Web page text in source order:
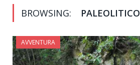
BROWSING: PALEOLITICO
AVVENTURA